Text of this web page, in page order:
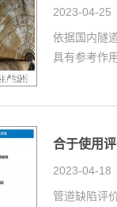
2023-04-25
依据国内隧
具有参考作
合于使用
2023-04-18
管道缺陷评